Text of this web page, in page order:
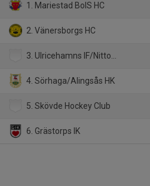
1. Mariestad BoIS HC
2. Vänersborgs HC
3. Ulricehamns IF/Nittorps IK
4. Sörhaga/Alingsås HK
5. Skövde Hockey Club
6. Grästorps IK